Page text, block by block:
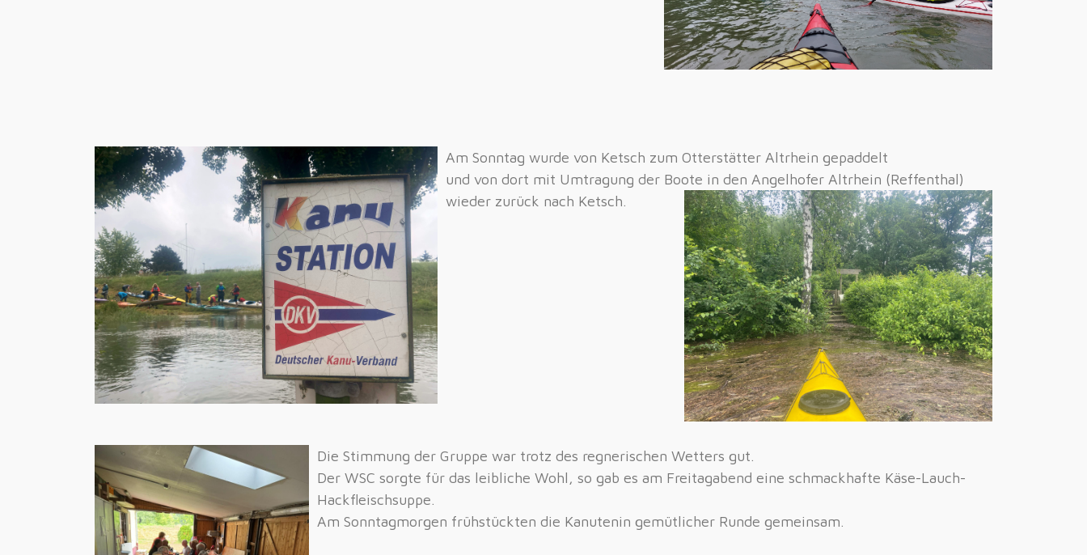
Am Sonntag wurde von Ketsch zum Otterstätter Altrhein gepaddelt
und von dort mit Umtragung der Boote in den Angelhofer Altrhein (Reffenthal)
wieder zurück nach Ketsch.
Die Stimmung der Gruppe war trotz des regnerischen Wetters gut.
Der WSC sorgte für das leibliche Wohl, so gab es am Freitagabend eine schmackhafte Käse-Lauch-
Hackfleischsuppe.
Am Sonntagmorgen frühstückten die Kanutenin gemütlicher Runde gemeinsam.